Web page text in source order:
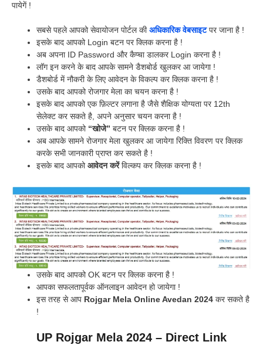
पायेगें !
सबसे पहले आपको सेवायोजन पोर्टल कीअधिकारिक वेबसाइटपर जाना है !
इसके बाद आपको Login बटन पर क्लिक करना है !
अब अपना ID Password और कैप्चा डालकर Login करना है !
लॉग इन करने के बाद आपके सामने डैशबोर्ड खुलकर आ जायेगा !
डैशबोर्ड में नौकरी के लिए आवेदन के विकल्प कर क्लिक करना है !
उसके बाद आपको रोजगार मेला का चयन करना है !
इसके बाद आपको एक फ़िल्टर लगाना है जैसे शैक्षिक योग्यता पर 12th
सेलेक्ट कर सकते है, अपने अनुसार चयन करना है !
उसके बाद आपको “खोजे” बटन पर क्लिक करना है !
अब आपके सामने रोजगार मेला खुलकर आ जायेगा रिक्ति विवरण पर क्लिक
करके सभी जानकारी प्राप्त कर सकते है !
इसके बाद आपकोआवेदन करेंविल्कप कर क्लिक करना है !
उसके बाद आपको OK बटन पर क्लिक करना है !
आपका सफलतापूर्वक ऑनलाइन आवेदन हो जायेगा !
इस तरह से आप Rojgar Mela Online Avedan 2024 कर सकते है
!
UP Rojgar Mela 2024 – Direct Link